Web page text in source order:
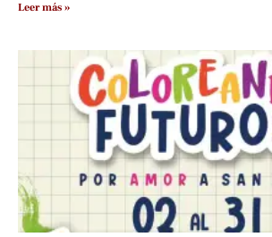
Leer más »